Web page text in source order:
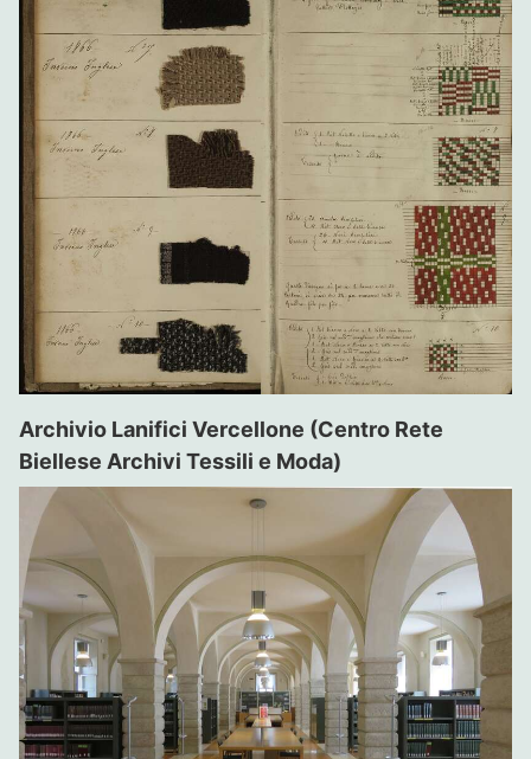
Archivio Lanifici Vercellone (Centro Rete
Biellese Archivi Tessili e Moda)